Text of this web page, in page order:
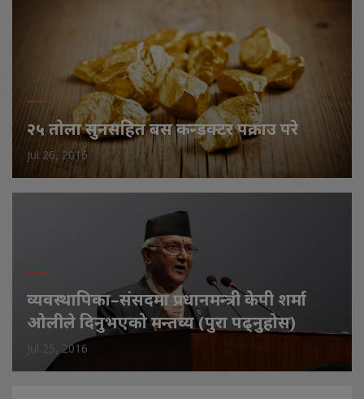
२५ तोला सुनसहित बस कन्डक्टर पक्राउ परे
Jul 26, 2016
व्यवस्थापिका–संसदमा प्रधानमन्त्री केपी शर्मा
ओलीले दिनुभएको मन्तव्य (पुरा पढ्नुहोस)
Jul 25, 2016